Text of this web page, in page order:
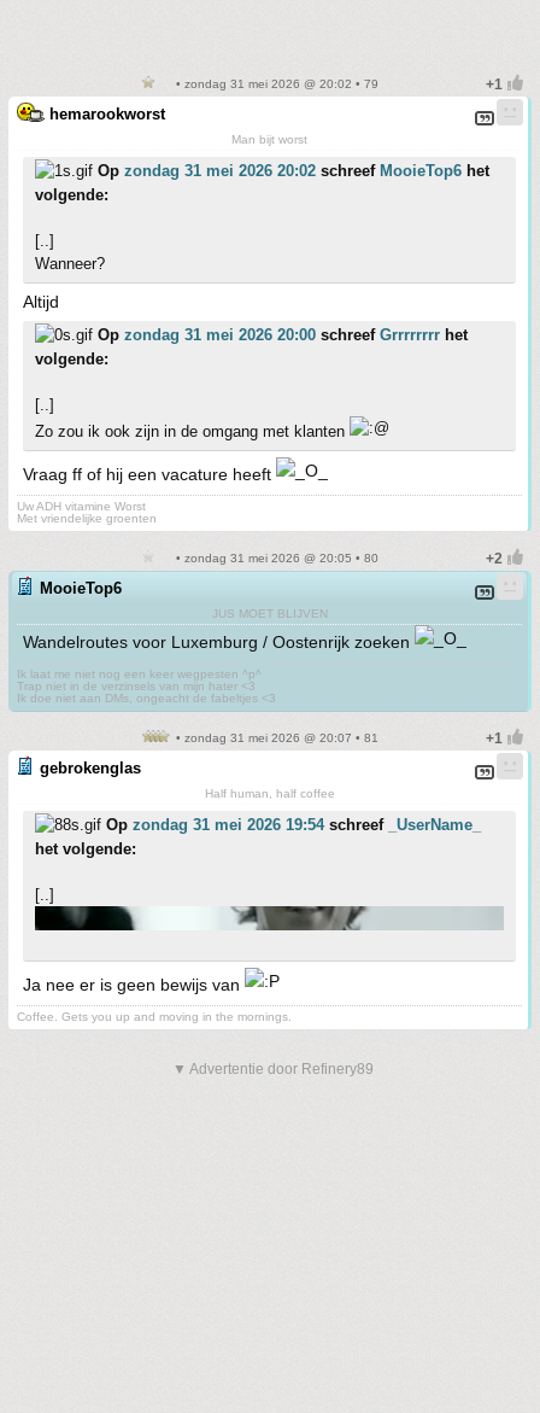
• zondag 31 mei 2026 @ 20:02 • 79
hemarookworst
Man bijt worst
Op zondag 31 mei 2026 20:02 schreef MooieTop6 het
volgende:
[..]
Wanneer?
Altijd
Op zondag 31 mei 2026 20:00 schreef Grrrrrrrr het
volgende:
[..]
Zo zou ik ook zijn in de omgang met klanten
Vraag ff of hij een vacature heeft
Uw ADH vitamine Worst
Met vriendelijke groenten
• zondag 31 mei 2026 @ 20:05 • 80
MooieTop6
JUS MOET BLIJVEN
Wandelroutes voor Luxemburg / Oostenrijk zoeken
Ik laat me niet nog een keer wegpesten ^p^
Trap niet in de verzinsels van mijn hater <3
Ik doe niet aan DMs, ongeacht de fabeltjes <3
• zondag 31 mei 2026 @ 20:07 • 81
gebrokenglas
Half human, half coffee
Op zondag 31 mei 2026 19:54schreef
_UserName_
het volgende:
[..]
Ja nee er is geen bewijs van
Coffee. Gets you up and moving in the mornings.
▼ Advertentie door Refinery89